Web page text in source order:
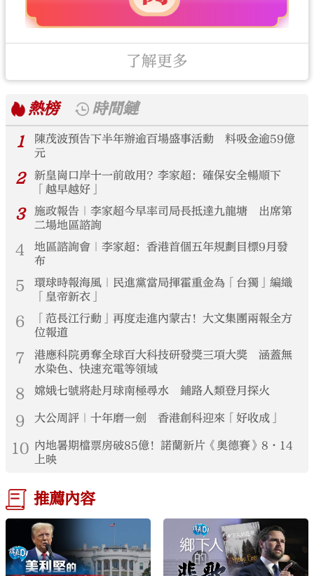
了解更多
熱榜
時間鏈
1
陳茂波預告下半年辦逾百場盛事活動 料吸金逾59億
元
2
新皇崗口岸十一前啟用？李家超：確保安全暢順下
「越早越好」
3
施政報告｜李家超今早率司局長抵達九龍塘 出席第
二場地區諮詢
4
地區諮詢會｜李家超：香港首個五年規劃目標9月發
布
5
環球時報海風｜民進黨當局揮霍重金為「台獨」編織
「皇帝新衣」
6
「范長江行動」再度走進內蒙古！大文集團兩報全方
位報道
7
港應科院勇奪全球百大科技研發獎三項大獎 涵蓋無
水染色、快速充電等領域
8 嫦娥七號將赴月球南極尋水 鋪路人類登月探火
9 大公周評｜十年磨一劍 香港創科迎來「好收成」
10 內地暑期檔票房破85億！諾蘭新片《奧德賽》8·14
上映
推薦內容